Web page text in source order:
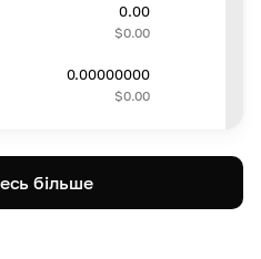
0.00
$0.00
0.00000000
$0.00
більше